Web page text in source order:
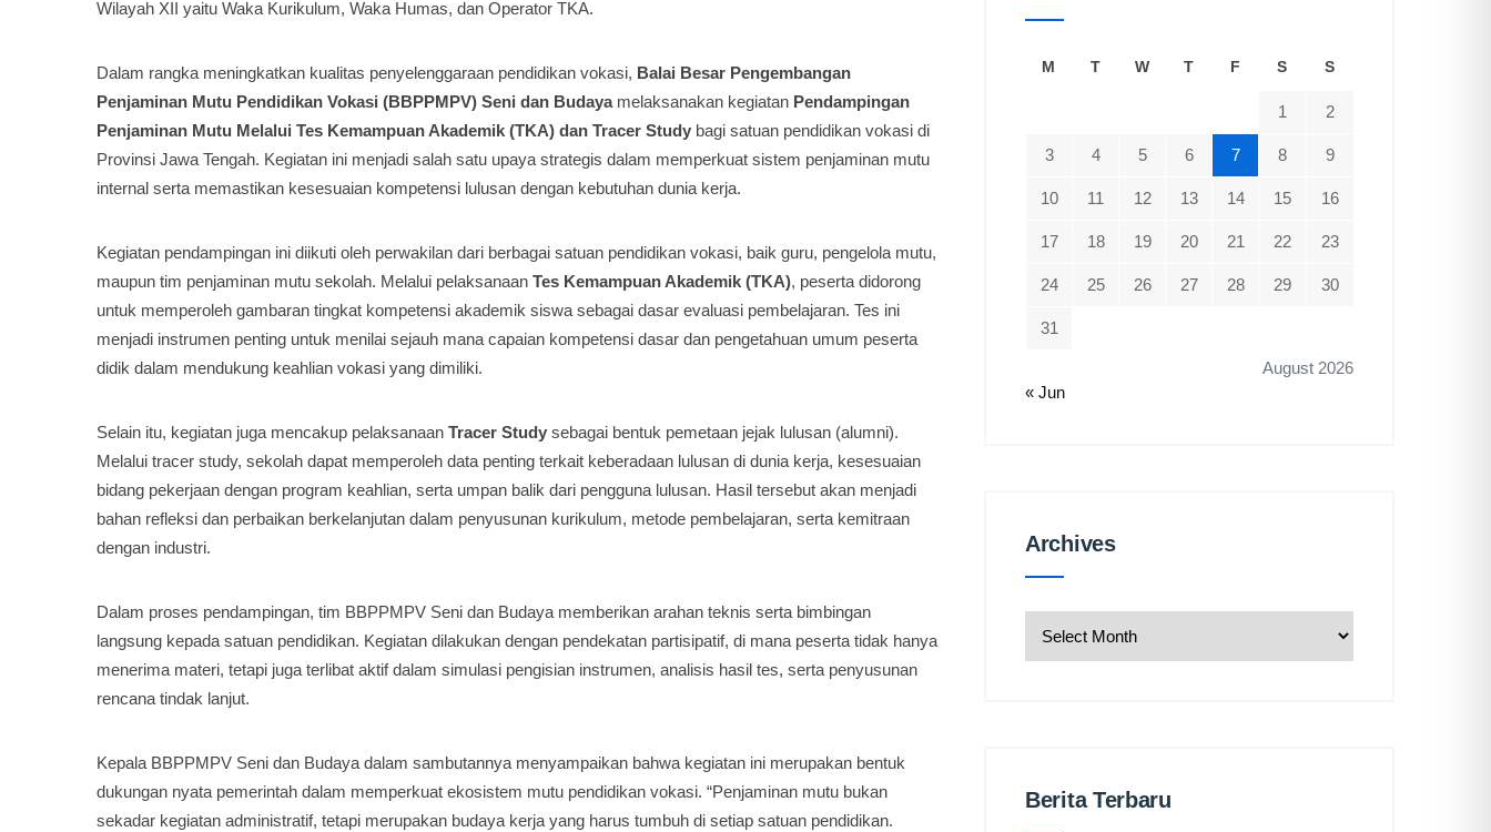
Wilayah XII yaitu Waka Kurikulum, Waka Humas, dan Operator TKA.
Dalam rangka meningkatkan kualitas penyelenggaraan pendidikan vokasi, Balai Besar Pengembangan
Penjaminan Mutu Pendidikan Vokasi (BBPPMPV) Seni dan Budayamelaksanakan kegiatan Pendampingan
Penjaminan Mutu Melalui Tes Kemampuan Akademik (TKA) dan Tracer Study bagi satuan pendidikan vokasi di
Provinsi Jawa Tengah. Kegiatan ini menjadi salah satu upaya strategis dalam memperkuat sistem penjaminan mutu
internal serta memastikan kesesuaian kompetensi lulusan dengan kebutuhan dunia kerja.
Kegiatan pendampingan ini diikuti oleh perwakilan dari berbagai satuan pendidikan vokasi, baik guru, pengelola mutu,
maupun tim penjaminan mutu sekolah. Melalui pelaksanaan Tes Kemampuan Akademik (TKA), peserta didorong
untuk memperoleh gambaran tingkat kompetensi akademik siswa sebagai dasar evaluasi pembelajaran. Tes ini
menjadi instrumen penting untuk menilai sejauh mana capaian kompetensi dasar dan pengetahuan umum peserta
didik dalam mendukung keahlian vokasi yang dimiliki.
Selain itu, kegiatan juga mencakup pelaksanaan Tracer Study sebagai bentuk pemetaan jejak lulusan (alumni).
Melalui tracer study, sekolah dapat memperoleh data penting terkait keberadaan lulusan di dunia kerja, kesesuaian
bidang pekerjaan dengan program keahlian, serta umpan balik dari pengguna lulusan. Hasil tersebut akan menjadi
bahan refleksi dan perbaikan berkelanjutan dalam penyusunan kurikulum, metode pembelajaran, serta kemitraan
dengan industri.
Dalam proses pendampingan, tim BBPPMPV Seni dan Budaya memberikan arahan teknis serta bimbingan
langsung kepada satuan pendidikan. Kegiatan dilakukan dengan pendekatan partisipatif, di mana peserta tidak hanya
menerima materi, tetapi juga terlibat aktif dalam simulasi pengisian instrumen, analisis hasil tes, serta penyusunan
rencana tindak lanjut.
Kepala BBPPMPV Seni dan Budaya dalam sambutannya menyampaikan bahwa kegiatan ini merupakan bentuk
dukungan nyata pemerintah dalam memperkuat ekosistem mutu pendidikan vokasi. “Penjaminan mutu bukan
sekadar kegiatan administratif, tetapi merupakan budaya kerja yang harus tumbuh di setiap satuan pendidikan.
August 2026
M T W T F S S
1 2
3 4 5 6 7 8 9
10 11 12 13 14 15 16
17 18 19 20 21 22 23
24 25 26 27 28 29 30
31
« Jun
ArchivesArchives
Berita Terbaru